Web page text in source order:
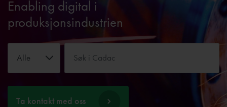
Enabling digital i
produksjonsindustrien
Alle
Ta kontakt med oss